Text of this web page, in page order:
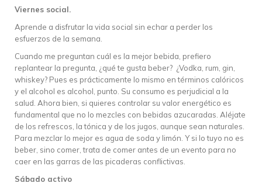
Viernes social.
Aprende a disfrutar la vida social sin echar a perder los
esfuerzos de la semana.
Cuando me preguntan cuál es la mejor bebida, prefiero
replantear la pregunta, ¿qué te gusta beber? ¿Vodka, rum, gin,
whiskey? Pues es prácticamente lo mismo en términos calóricos
y el alcohol es alcohol, punto. Su consumo es perjudicial a la
salud. Ahora bien, si quieres controlar su valor energético es
fundamental que no lo mezcles con bebidas azucaradas. Aléjate
de los refrescos, la tónica y de los jugos, aunque sean naturales.
Para mezclar lo mejor es agua de soda y limón. Y si lo tuyo no es
beber, sino comer, trata de comer antes de un evento para no
caer en las garras de las picaderas conflictivas.
Sábado activo